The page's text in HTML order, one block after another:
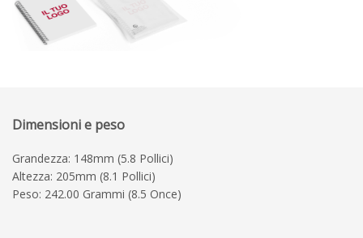
Dimensioni e peso
Grandezza: 148mm (5.8 Pollici)
Altezza: 205mm (8.1 Pollici)
Peso: 242.00 Grammi (8.5 Once)